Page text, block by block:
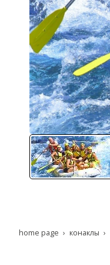
home page конаклы